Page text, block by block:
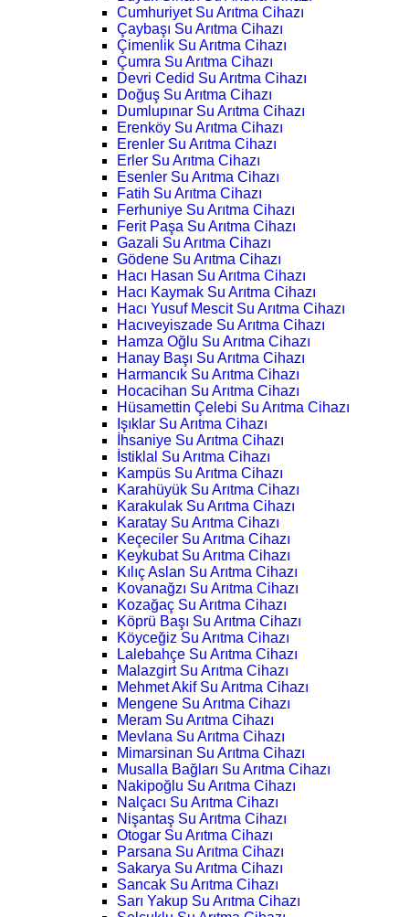
Cumhuriyet Su Arıtma Cihazı
Çaybaşı Su Arıtma Cihazı
Çimenlik Su Arıtma Cihazı
Çumra Su Arıtma Cihazı
Devri Cedid Su Arıtma Cihazı
Doğuş Su Arıtma Cihazı
Dumlupınar Su Arıtma Cihazı
Erenköy Su Arıtma Cihazı
Erenler Su Arıtma Cihazı
Erler Su Arıtma Cihazı
Esenler Su Arıtma Cihazı
Fatih Su Arıtma Cihazı
Ferhuniye Su Arıtma Cihazı
Ferit Paşa Su Arıtma Cihazı
Gazali Su Arıtma Cihazı
Gödene Su Arıtma Cihazı
Hacı Hasan Su Arıtma Cihazı
Hacı Kaymak Su Arıtma Cihazı
Hacı Yusuf Mescit Su Arıtma Cihazı
Hacıveyiszade Su Arıtma Cihazı
Hamza Oğlu Su Arıtma Cihazı
Hanay Başı Su Arıtma Cihazı
Harmancık Su Arıtma Cihazı
Hocacihan Su Arıtma Cihazı
Hüsamettin Çelebi Su Arıtma Cihazı
Işıklar Su Arıtma Cihazı
İhsaniye Su Arıtma Cihazı
İstiklal Su Arıtma Cihazı
Kampüs Su Arıtma Cihazı
Karahüyük Su Arıtma Cihazı
Karakulak Su Arıtma Cihazı
Karatay Su Arıtma Cihazı
Keçeciler Su Arıtma Cihazı
Keykubat Su Arıtma Cihazı
Kılıç Aslan Su Arıtma Cihazı
Kovanağzı Su Arıtma Cihazı
Kozağaç Su Arıtma Cihazı
Köprü Başı Su Arıtma Cihazı
Köyceğiz Su Arıtma Cihazı
Lalebahçe Su Arıtma Cihazı
Malazgirt Su Arıtma Cihazı
Mehmet Akif Su Arıtma Cihazı
Mengene Su Arıtma Cihazı
Meram Su Arıtma Cihazı
Mevlana Su Arıtma Cihazı
Mimarsinan Su Arıtma Cihazı
Musalla Bağları Su Arıtma Cihazı
Nakipoğlu Su Arıtma Cihazı
Nalçacı Su Arıtma Cihazı
Nişantaş Su Arıtma Cihazı
Otogar Su Arıtma Cihazı
Parsana Su Arıtma Cihazı
Sakarya Su Arıtma Cihazı
Sancak Su Arıtma Cihazı
Sarı Yakup Su Arıtma Cihazı